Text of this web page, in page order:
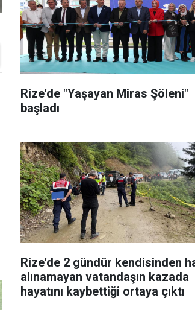
Rize'de "Yaşayan Miras Şöleni"
başladı
Rize'de 2 gündür kendisinden
alınamayan vatandaşın kazada
hayatını kaybettiği ortaya çıktı